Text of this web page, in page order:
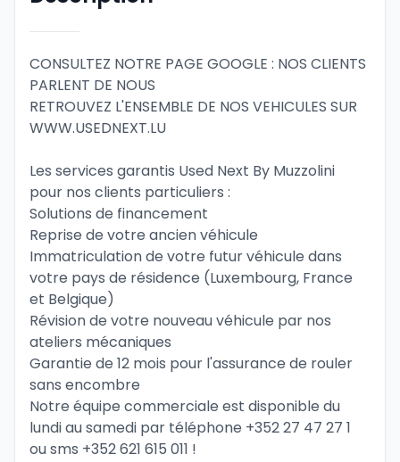
CONSULTEZ NOTRE PAGE GOOGLE : NOS CLIENTS
PARLENT DE NOUS
RETROUVEZ L'ENSEMBLE DE NOS VEHICULES SUR
WWW.USEDNEXT.LU
Les services garantis Used Next By Muzzolini
pour nos clients particuliers :
Solutions de financement
Reprise de votre ancien véhicule
Immatriculation de votre futur véhicule dans
votre pays de résidence (Luxembourg, France
et Belgique)
Révision de votre nouveau véhicule par nos
ateliers mécaniques
Garantie de 12 mois pour l'assurance de rouler
sans encombre
Notre équipe commerciale est disponible du
lundi au samedi par téléphone +352 27 47 27 1
ou sms +352 621 615 011 !